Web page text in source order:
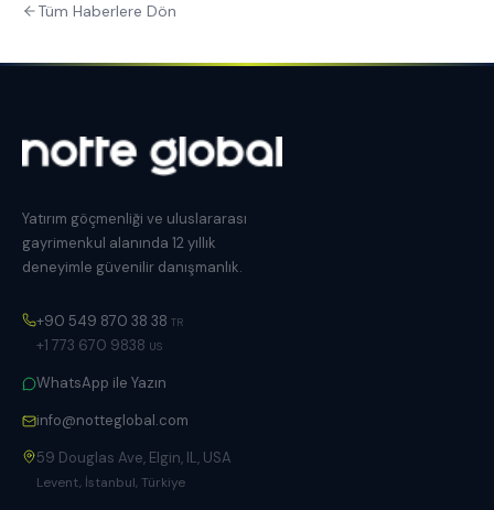
Tüm Haberlere Dön
Yatırım göçmenliği ve uluslararası
gayrimenkul alanında 12 yıllık
deneyimle güvenilir danışmanlık.
+90 549 870 38 38 TR
+1 773 670 9838 US
WhatsApp ile Yazın
info@notteglobal.com
59 Douglas Ave, Elgin, IL, USA
Levent, İstanbul, Türkiye